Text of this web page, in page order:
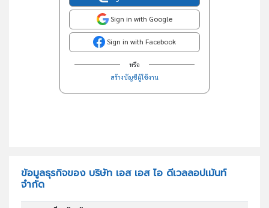
Sign in with Google
Sign in with Facebook
หรือ
สร้างบัญชีผู้ใช้งาน
ข้อมูลธุรกิจของ บริษัท เอส เอส ไอ ดีเวลลอปเม้นท์
จำกัด